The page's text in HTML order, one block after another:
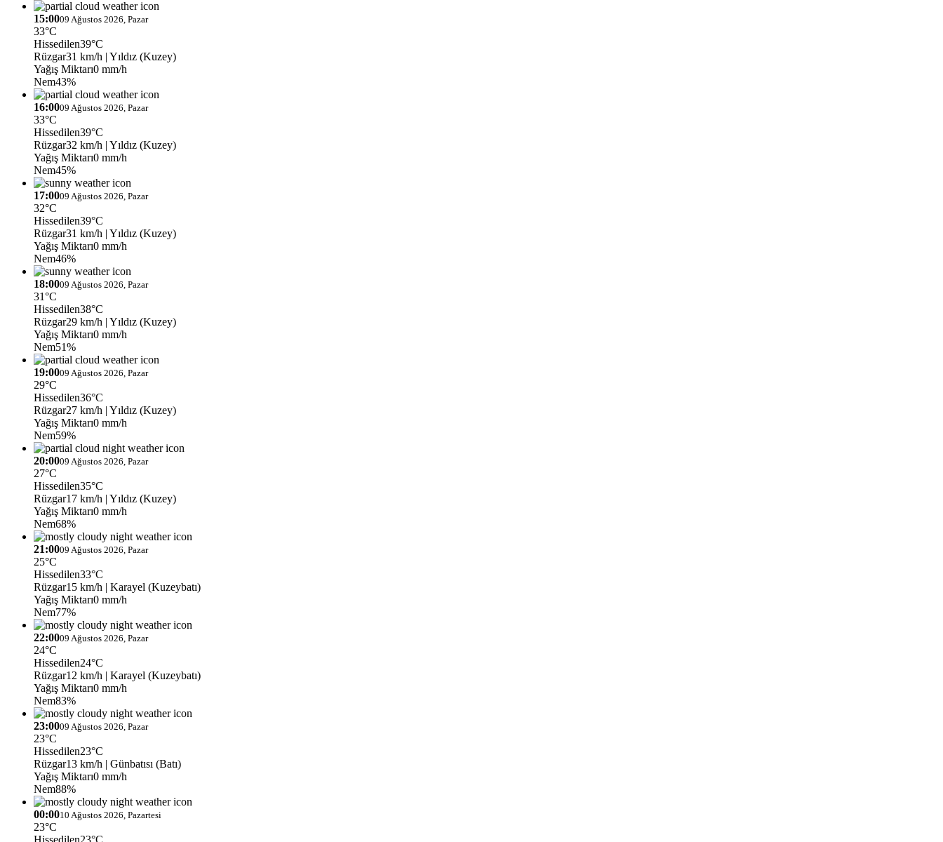
15:0009 Ağustos 2026, Pazar
33°C
Hissedilen39°C
Rüzgar31 km/h | Yıldız (Kuzey)
Yağış Miktarı0 mm/h
Nem43%
16:0009 Ağustos 2026, Pazar
33°C
Hissedilen39°C
Rüzgar32 km/h | Yıldız (Kuzey)
Yağış Miktarı0 mm/h
Nem45%
17:0009 Ağustos 2026, Pazar
32°C
Hissedilen39°C
Rüzgar31 km/h | Yıldız (Kuzey)
Yağış Miktarı0 mm/h
Nem46%
18:0009 Ağustos 2026, Pazar
31°C
Hissedilen38°C
Rüzgar29 km/h | Yıldız (Kuzey)
Yağış Miktarı0 mm/h
Nem51%
19:0009 Ağustos 2026, Pazar
29°C
Hissedilen36°C
Rüzgar27 km/h | Yıldız (Kuzey)
Yağış Miktarı0 mm/h
Nem59%
20:0009 Ağustos 2026, Pazar
27°C
Hissedilen35°C
Rüzgar17 km/h | Yıldız (Kuzey)
Yağış Miktarı0 mm/h
Nem68%
21:0009 Ağustos 2026, Pazar
25°C
Hissedilen33°C
Rüzgar15 km/h | Karayel (Kuzeybatı)
Yağış Miktarı0 mm/h
Nem77%
22:0009 Ağustos 2026, Pazar
24°C
Hissedilen24°C
Rüzgar12 km/h | Karayel (Kuzeybatı)
Yağış Miktarı0 mm/h
Nem83%
23:0009 Ağustos 2026, Pazar
23°C
Hissedilen23°C
Rüzgar13 km/h | Günbatısı (Batı)
Yağış Miktarı0 mm/h
Nem88%
00:0010 Ağustos 2026, Pazartesi
23°C
Hissedilen23°C